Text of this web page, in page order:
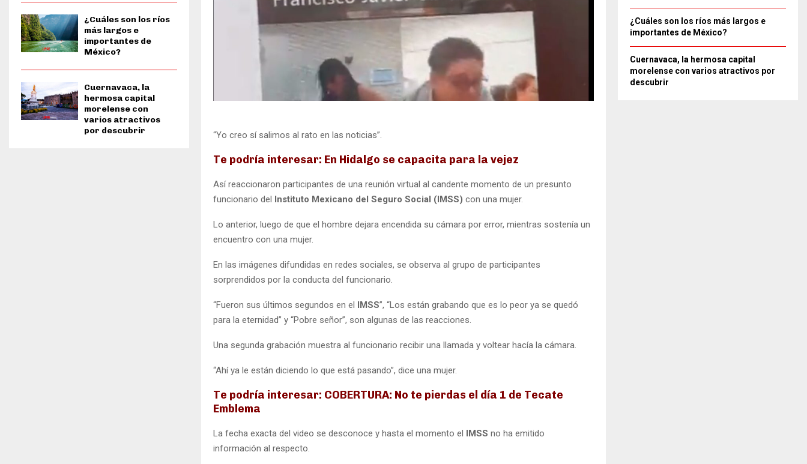
“Yo creo sí salimos al rato en las noticias”.
Te podría interesar: En Hidalgo se capacita para la vejez
Así reaccionaron participantes de una reunión virtual al candente momento de un presunto
funcionario del Instituto Mexicano del Seguro Social (IMSS) con una mujer.
Lo anterior, luego de que el hombre dejara encendida su cámara por error, mientras sostenía un
encuentro con una mujer.
En las imágenes difundidas en redes sociales, se observa al grupo de participantes
sorprendidos por la conducta del funcionario.
“Fueron sus últimos segundos en el IMSS”, “Los están grabando que es lo peor ya se quedó
para la eternidad” y “Pobre señor”, son algunas de las reacciones.
Una segunda grabación muestra al funcionario recibir una llamada y voltear hacía la cámara.
“Ahí ya le están diciendo lo que está pasando”, dice una mujer.
Te podría interesar: COBERTURA: No te pierdas el día 1 de Tecate
Emblema
La fecha exacta del video se desconoce y hasta el momento el IMSS no ha emitido
información al respecto.
¿Cuáles son los ríos
más largos e
importantes de
México?
Cuernavaca, la
hermosa capital
morelense con
varios atractivos
por descubrir
¿Cuáles son los ríos más largos e
importantes de México?
Cuernavaca, la hermosa capital
morelense con varios atractivos por
descubrir